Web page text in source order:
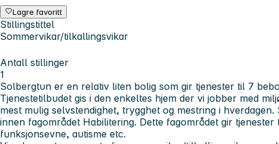
Lagre favoritt
Stillingstittel
Sommervikar/tilkallingsvikar
Antall stillinger
1
Solbergtun er en relativ liten bolig som gir tjenester til 7
Tjenestetilbudet gis i den enkeltes hjem der vi jobber med
mest mulig selvstendighet, trygghet og mestring i
innen fagområdet Habilitering. Dette fagområdet gir tjenester
funksjonsevne, autisme etc.